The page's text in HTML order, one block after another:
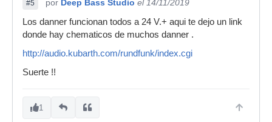
#5 por Deep Bass Studio el 14/11/2019
Los danner funcionan todos a 24 V.+ aqui te dejo un link
donde hay chematicos de muchos danner .
http://audio.kubarth.com/rundfunk/index.cgi
Suerte !!
1